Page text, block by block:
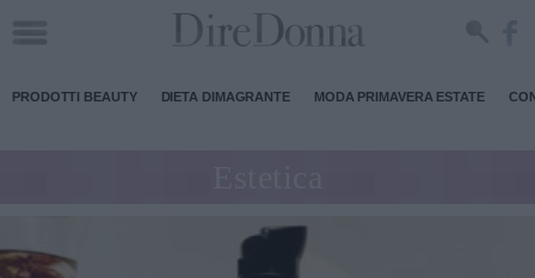
PRODOTTI BEAUTY DIETA DIMAGRANTE MODA PRIMAVERA ESTATE